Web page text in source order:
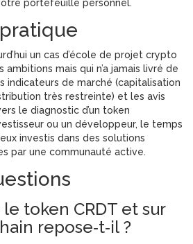
portefeuille personnel.
un cas d’école de projet crypto
ambitions mais qui n’a jamais livré de
indicateurs de marché (capitalisation
très restreinte) et les avis
le diagnostic d’un token
ou un développeur, le temps
investis dans des solutions
par une communauté active.
le token CRDT et sur
repose‑t‑il ?